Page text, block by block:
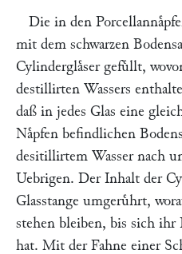
Die in den
mit dem schwarzen
Cylinderglaͤser gefuͤllt,
destillirten Wassers
daß in jedes Glas eine
Naͤpfen befindlichen
desitillirtem Wasser nach
Uebrigen. Der Inhalt der
Glasstange umgeruͤhrt,
stehen bleiben, bis sich
hat. Mit der Fahne einer